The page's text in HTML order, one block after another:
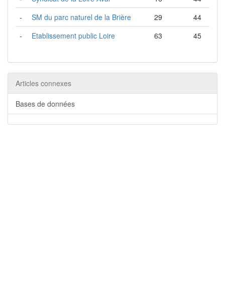
-
SM du parc naturel de la Brière 29
44
-
Etablissement public Loire 63 45
Articles connexes
Bases de données